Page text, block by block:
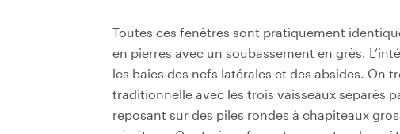
Toutes ces fenêtres sont pratiquement
en pierres avec un soubassement en grès.
les baies des nefs latérales et des absides. On
traditionnelle avec les trois vaisseaux séparés
reposant sur des piles rondes à chapiteaux